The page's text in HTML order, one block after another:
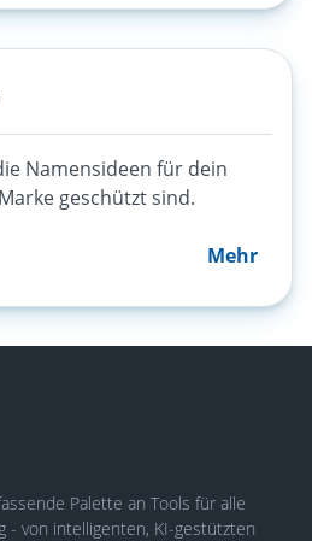
Namensideen für dein
geschützt sind.
Mehr
Palette an Tools für alle
- von intelligenten, KI-gestützten